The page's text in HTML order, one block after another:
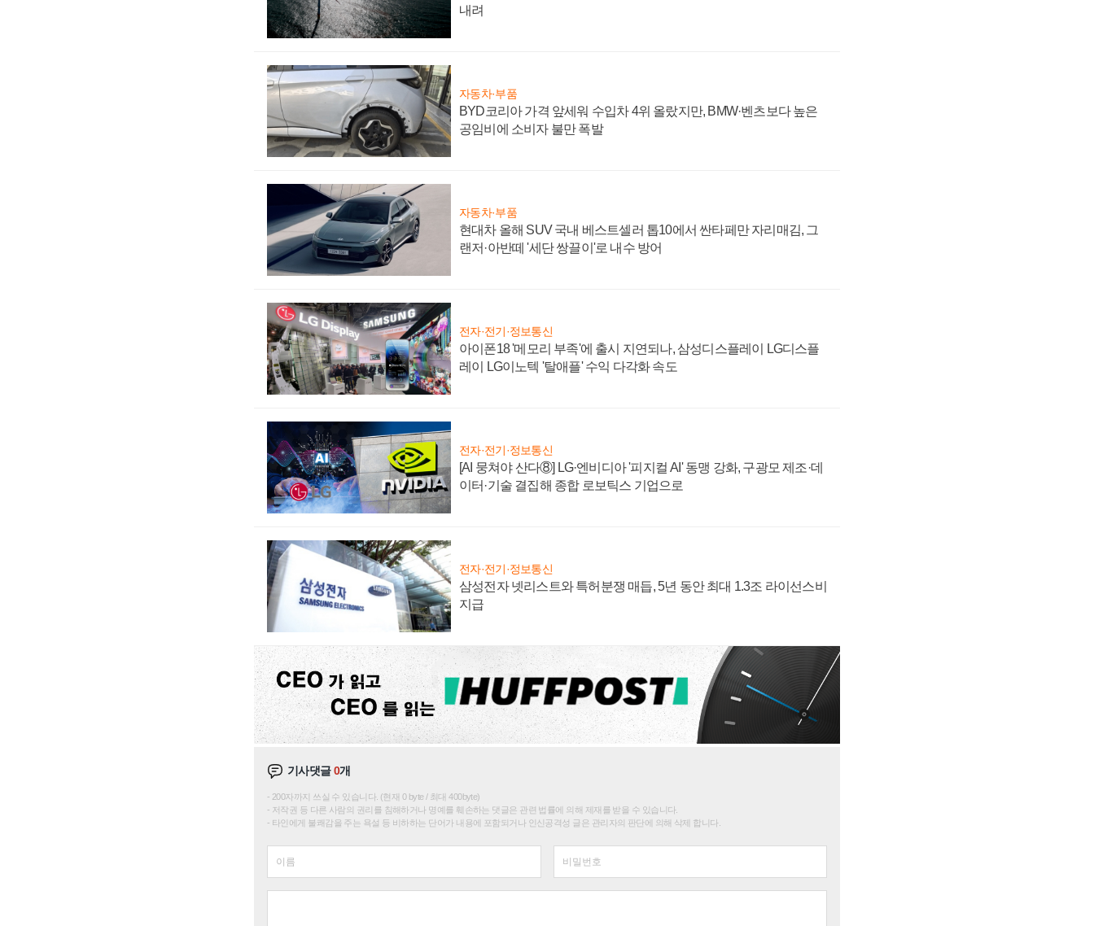
내려
자동차·부품
BYD코리아 가격 앞세워 수입차 4위 올랐지만, BMW·벤츠보다 높은
공임비에 소비자 불만 폭발
자동차·부품
현대차 올해 SUV 국내 베스트셀러 톱10에서 싼타페만 자리매김, 그
랜저·아반떼 '세단 쌍끌이'로 내수 방어
전자·전기·정보통신
아이폰18 '메모리 부족'에 출시 지연되나, 삼성디스플레이 LG디스플
레이 LG이노텍 '탈애플' 수익 다각화 속도
전자·전기·정보통신
[AI 뭉쳐야 산다⑧] LG·엔비디아 '피지컬 AI' 동맹 강화, 구광모 제조·데
이터·기술 결집해 종합 로보틱스 기업으로
전자·전기·정보통신
삼성전자 넷리스트와 특허분쟁 매듭, 5년 동안 최대 1.3조 라이선스비
지급
기사댓글0개
200자까지 쓰실 수 있습니다. (현재 0 byte / 최대 400byte)
저작권 등 다른 사람의 권리를 침해하거나 명예를 훼손하는 댓글은 관련 법률에 의해 제재를 받을 수 있습니다.
타인에게 불쾌감을 주는 욕설 등 비하하는 단어가 내용에 포함되거나 인신공격성 글은 관리자의 판단에 의해 삭제 합니다.